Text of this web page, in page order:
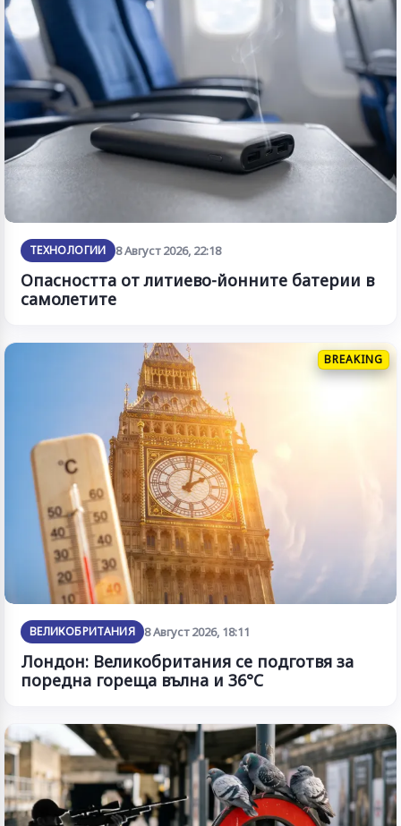
ТЕХНОЛОГИИ 8 Август 2026, 22:18
Опасността от литиево-йонните батерии в
самолетите
BREAKING
ВЕЛИКОБРИТАНИЯ 8 Август 2026, 18:11
Лондон: Великобритания се подготвя за
поредна гореща вълна и 36°C